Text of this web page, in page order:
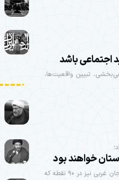
اجتماعی باشد
تبیین واقعیت‌ها،
مراسم شیرخوارگان حسینی در ۹۰۰ هزار نقطه در ۴۵ کشور جهان و در آذربایجان غربی نیز در ۹۰ نقطه که